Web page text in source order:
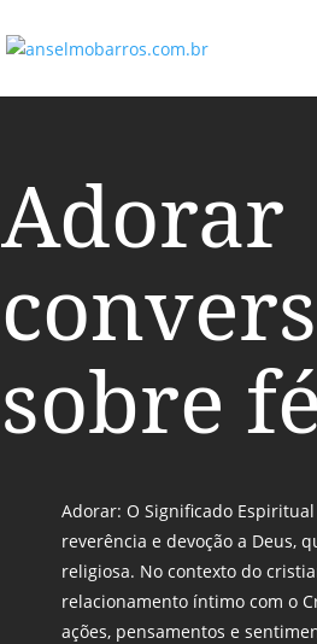
Adorar
sobre fé
Adorar: O Significado
reverência e devoção a Deus,
religiosa. No contexto do
relacionamento íntimo com o
ações, pensamentos e